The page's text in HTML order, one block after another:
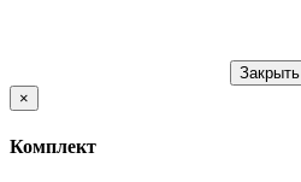
Закрыть
×
Комплект